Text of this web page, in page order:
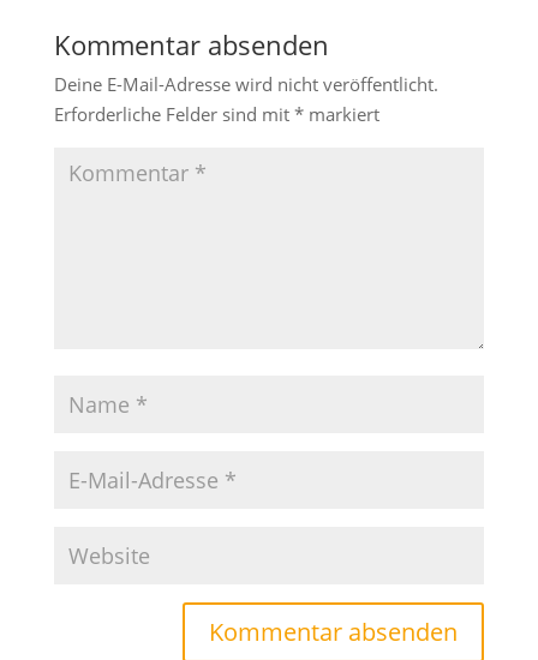
Kommentar absenden
Deine E-Mail-Adresse wird nicht veröffentlicht.
Erforderliche Felder sind mit *markiert